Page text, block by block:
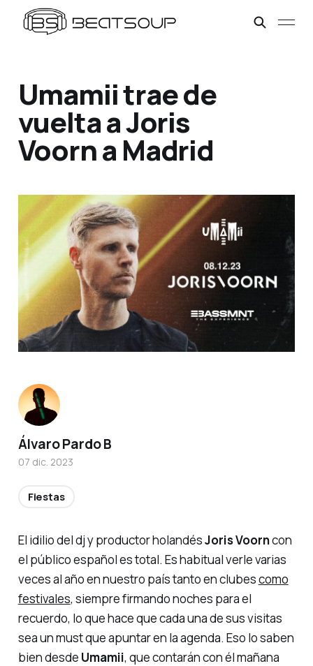
Umamii trae de
vuelta a Joris
Voorn a Madrid
El idilio del dj y productor holandésJoris Voorncon
el público español es total. Es habitual verle varias
veces al año en nuestro país tanto en clubescomo
festivales, siempre firmando noches para el
recuerdo, lo que hace que cada una de sus visitas
sea unmustque apuntar en la agenda. Eso lo saben
bien desde Umamii, que contarán con él mañana
Álvaro Pardo B
07 dic. 2023
Fiestas